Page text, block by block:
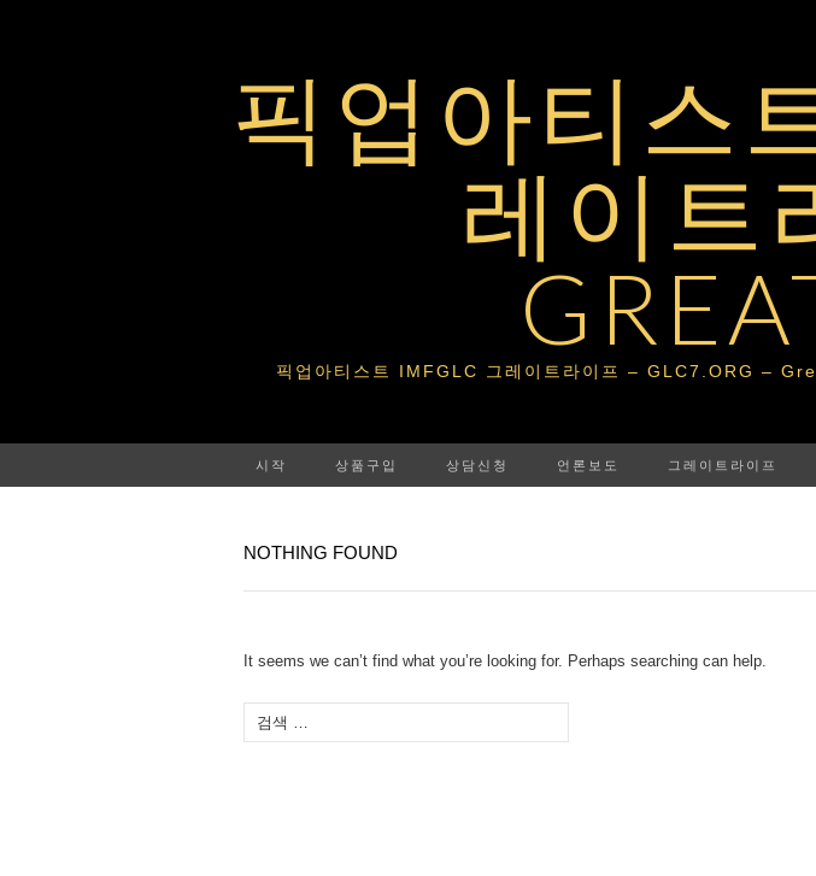
픽업아티스
레이트
픽업아티스트 IMFGLC 그레이트라이프 – GLC7.ORG
시작 상품구입 상담신청 언론보도 그레이트라이프
NOTHING FOUND
It seems we can’t find what you’re looking for. Perhaps searching can help.
음